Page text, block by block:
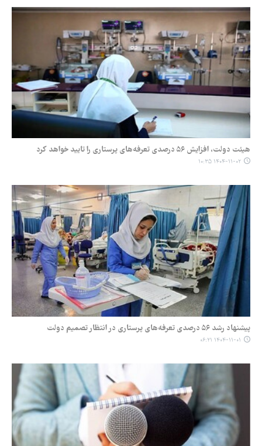
هیئت دولت، افزایش ۵۶ درصدی تعرفه‌های پرستاری را تایید خواهد کرد
۱۴۰۴-۱۱-۰۲ ۱۰:۳۵
پیشنهاد رشد ۵۶ درصدی تعرفه‌های پرستاری در انتظار تصمیم دولت
۱۴۰۴-۱۱-۰۱ ۰۶:۲۱